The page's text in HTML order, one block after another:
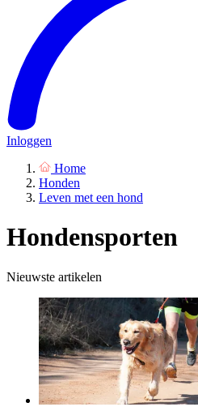
Inloggen
Home
Honden
Leven met een hond
Hondensporten
Nieuwste artikelen